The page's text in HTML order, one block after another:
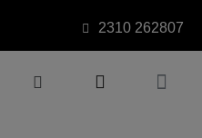
2310 262807